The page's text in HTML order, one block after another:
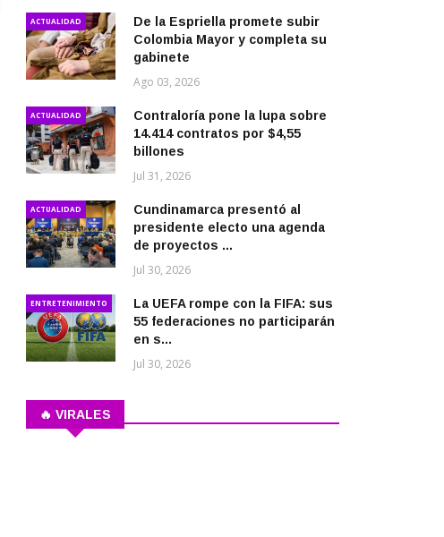
ACTUALIDAD
De la Espriella promete subir
Colombia Mayor y completa su
gabinete
Ago 03, 2026
ACTUALIDAD
Contraloría pone la lupa sobre
14.414 contratos por $4,55
billones
Jul 31, 2026
ACTUALIDAD
Cundinamarca presentó al
presidente electo una agenda
de proyectos ...
Jul 30, 2026
ENTRETENIMIENTO
La UEFA rompe con la FIFA: sus
55 federaciones no participarán
en s...
Jul 30, 2026
🔥 VIRALES